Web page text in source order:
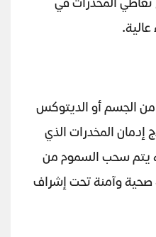
تعاطي المخدرات في
من الجسم أو الديتوكس
إدمان المخدرات الذي
يتم سحب السموم من
وآمنة تحت إشراف